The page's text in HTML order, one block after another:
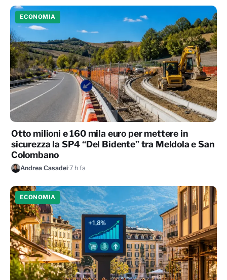
ECONOMIA
Otto milioni e 160 mila euro per mettere in
sicurezza la SP4 “Del Bidente” tra Meldola e San
Colombano
Andrea Casadei·7 h fa
ECONOMIA